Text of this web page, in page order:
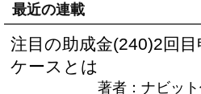
最近の連載
注目の助成金(240)2回
ケースとは
著者：ナビッ